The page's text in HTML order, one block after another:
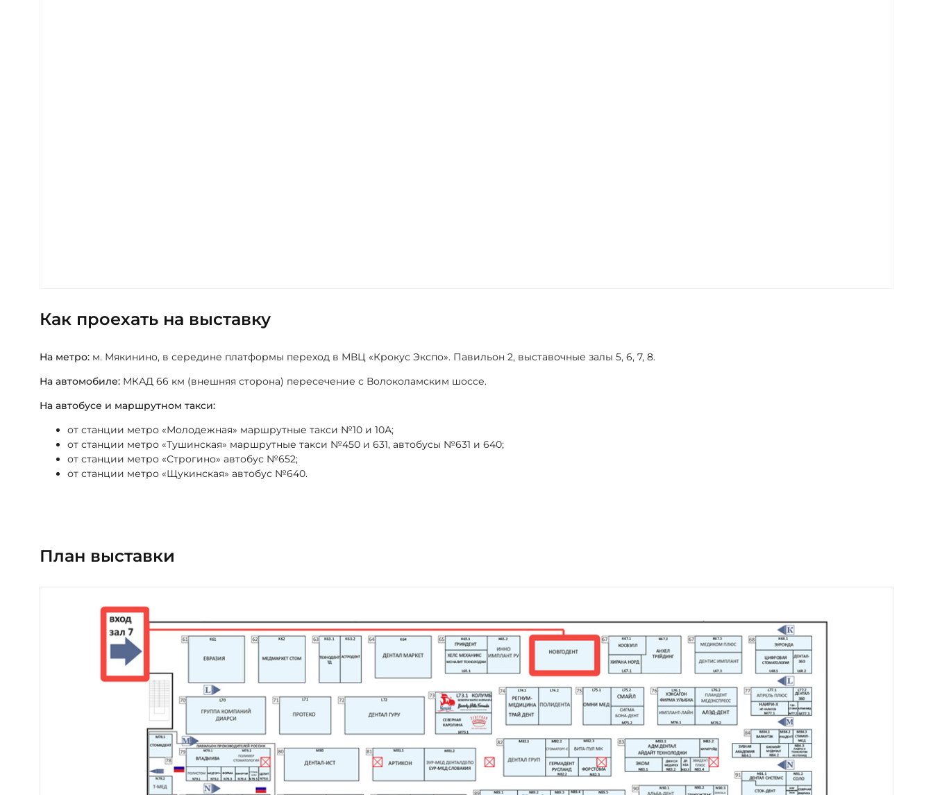
Как проехать на выставку
На метро: м. Мякинино, в середине платформы переход в МВЦ «Крокус Экспо». Павильон 2, выставочные залы 5, 6, 7, 8.
На автомобиле: МКАД 66 км (внешняя сторона) пересечение с Волоколамским шоссе.
На автобусе и маршрутном такси:
от станции метро «Молодежная» маршрутные такси №10 и 10А;
от станции метро «Тушинская» маршрутные такси №450 и 631, автобусы №631 и 640;
от станции метро «Строгино» автобус №652;
от станции метро «Щукинская» автобус №640.
План выставки